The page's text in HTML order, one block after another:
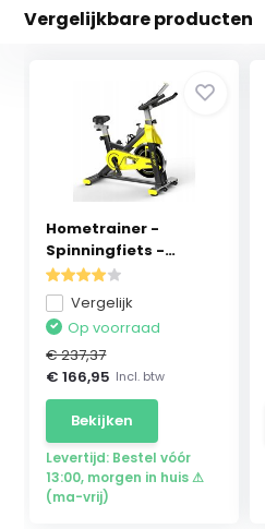
Vergelijkbare producten
Hometrainer -
Spinningfiets -
meganis...
Vergelijk
Op voorraad
€ 237,37
€ 166,95 Incl. btw
Bekijken
Levertijd: Bestel vóór
13:00, morgen in huis ⚠
(ma-vrij)